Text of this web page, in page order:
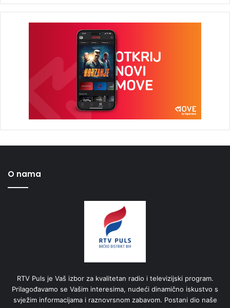
O nama
RTV Puls je Vaš izbor za kvalitetan radio i televizijski program.
Prilagođavamo se Vašim interesima, nudeći dinamično iskustvo s
svježim informacijama i raznovrsnom zabavom. Postani dio naše